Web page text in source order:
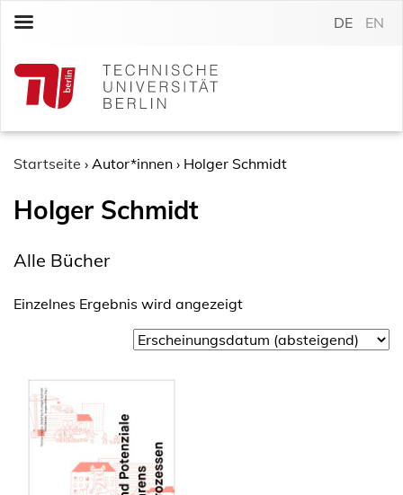
c
DE EN
Startseite › Autor*innen › Holger Schmidt
Holger Schmidt
Alle Bücher
Einzelnes Ergebnis wird angezeigt